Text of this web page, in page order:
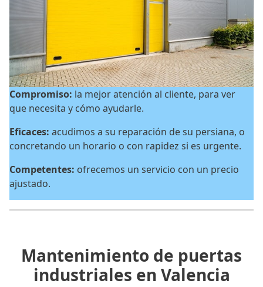
Compromiso: la mejor atención al cliente, para ver
que necesita y cómo ayudarle.
Eficaces: acudimos a su reparación de su persiana, o
concretando un horario o con rapidez si es urgente.
Competentes: ofrecemos un servicio con un precio
ajustado.
Mantenimiento de puertas
industriales en Valencia